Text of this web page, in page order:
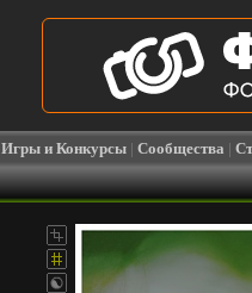
Игры и Конкурсы | Сообщества |